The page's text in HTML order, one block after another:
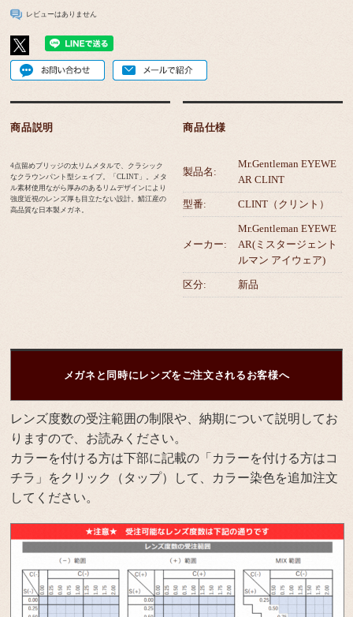
レビューはありません
商品説明
4点留めブリッジの太リムメタルで、クラシック
なクラウンパント型シェイプ。「CLINT」。メタ
ル素材使用ながら厚みのあるリムデザインにより
強度近視のレンズ厚も目立たない設計。鯖江産の
高品質な日本製メガネ。
商品仕様
製品名:
Mr.Gentleman EYEWE
AR CLINT
型番: CLINT（クリント）
メーカー:
Mr.Gentleman EYEWE
AR(ミスタージェント
ルマン アイウェア)
区分: 新品
メガネと同時にレンズをご注文されるお客様へ
レンズ度数の受注範囲の制限や、納期について説明してお
りますので、お読みください。
カラーを付ける方は下部に記載の「カラーを付ける方はコ
チラ」をクリック（タップ）して、カラー染色を追加注文
してください。